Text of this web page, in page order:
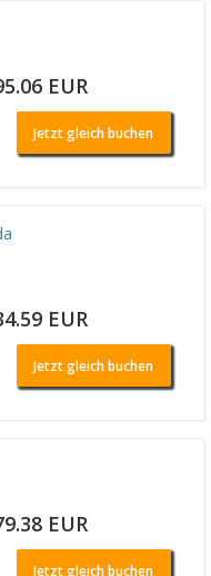
EUR
Jetzt gleich buchen
EUR
Jetzt gleich buchen
EUR
Jetzt gleich buchen